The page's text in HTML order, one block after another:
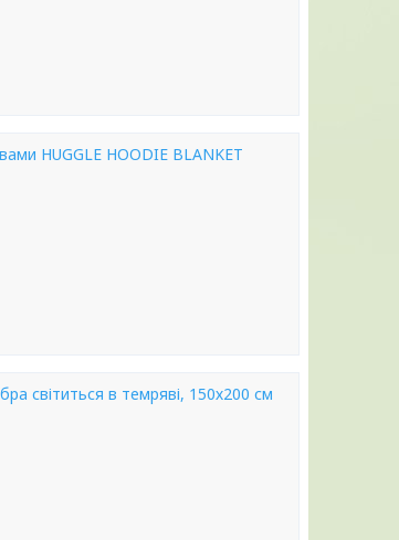
HUGGLE HOODIE BLANKET
світиться в темряві, 150х200 см